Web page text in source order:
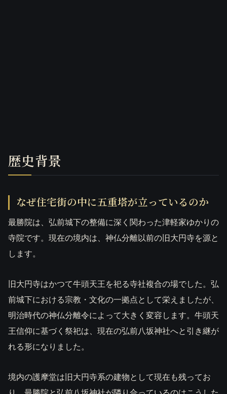
歴史背景
なぜ住宅街の中に五重塔が立っているのか
最勝院は、弘前城下の整備に深く関わった津軽家ゆかりの
寺院です。現在の境内は、神仏分離以前の旧大円寺を源と
します。
旧大円寺はかつて牛頭天王を祀る寺社複合の場でした。弘
前城下における宗教・文化の一拠点として栄えましたが、
明治時代の神仏分離令によって大きく変容します。牛頭天
王信仰に基づく祭祀は、現在の弘前八坂神社へと引き継が
れる形になりました。
境内の護摩堂は旧大円寺系の建物として現在も残ってお